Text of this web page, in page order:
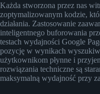
Każda stworzona przez nas
zoptymalizowanym kodzie,
działania. Zastosowanie
inteligentnego buforowania
testach wydajności Google
pozycję w wynikach
użytkownikom płynne i
rozwiązania techniczne są
maksymalną wydajność przy